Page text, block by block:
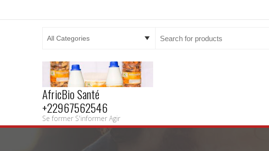
AfricBio Santé
+22967562546
Se former S'informer Agir